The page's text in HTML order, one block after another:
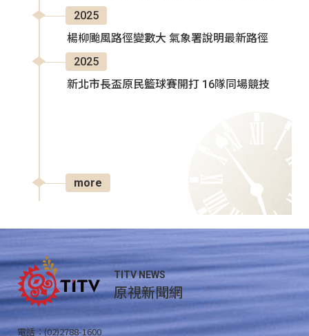
2025
楊柳颱風路徑變數大 氣象署說明最新路徑
2025
新北市長盃原民籃球賽開打 16隊同場競技
more
TITV NEWS
原視新聞網
電話：(02)2788-1600